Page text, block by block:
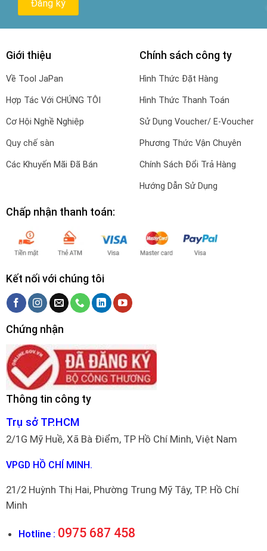
Giới thiệu
Về Tool JaPan
Hợp Tác Với CHÚNG TÔI
Cơ Hội Nghề Nghiệp
Quy chế sàn
Các Khuyến Mãi Đã Bán
Chính sách công ty
Hình Thức Đặt Hàng
Hình Thức Thanh Toán
Sử Dụng Voucher/ E-Voucher
Phương Thức Vận Chuyên
Chính Sách Đổi Trả Hàng
Hướng Dẫn Sử Dụng
Chấp nhận thanh toán:
Kết nối với chúng tôi
Chứng nhận
Thông tin công ty
Trụ sở TP.HCM
2/1G Mỹ Huề, Xã Bà Điểm, TP Hồ Chí Minh, Việt Nam
VPGD HỒ CHÍ MINH.
21/2 Huỳnh Thị Hai, Phường Trung Mỹ Tây, TP. Hồ Chí
Minh
Hotline : 0975 687 458